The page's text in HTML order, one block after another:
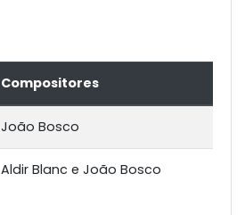
Compositores
João Bosco
Aldir Blanc e João Bosco